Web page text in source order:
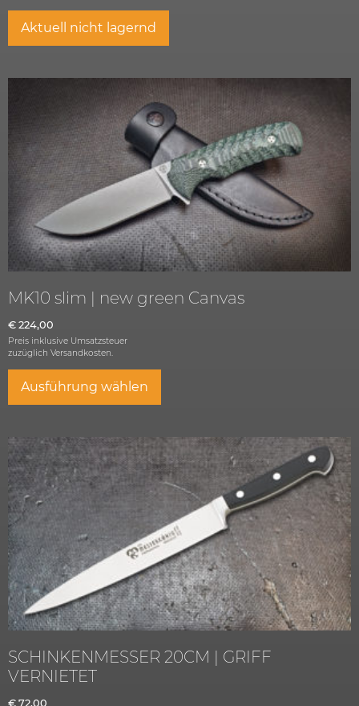
Aktuell nicht lagernd
MK10 slim | new green Canvas
€ 224,00
Preis inklusive Umsatzsteuer
zuzüglich Versandkosten.
Ausführung wählen
SCHINKENMESSER 20CM | GRIFF
VERNIETET
€ 72,00